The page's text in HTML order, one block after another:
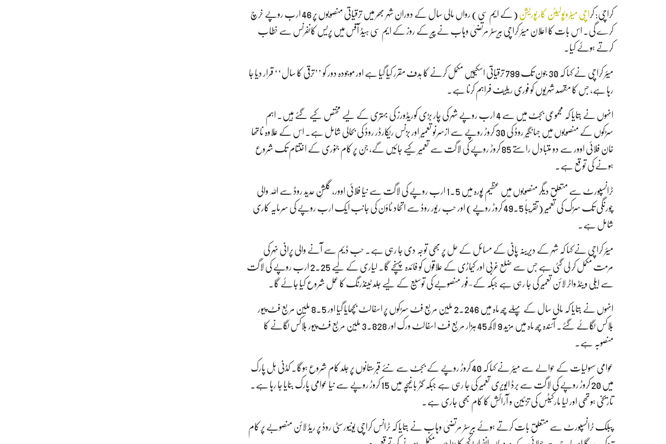
کراچی: کر اچی میٹروپولیٹن کارپوریشن
(کے ایم سی) رواں مالی سال کے دوران شہر بھر میں ترقیاتی منصوبوں پر 46 ارب روپے خرچ
کرے گی۔ اس بات کا اعلان میئر کراچی بیرسٹر مرتضیٰ وہاب نے پیر کے روز کے ایم سی ہیڈ آفس میں پریس کانفرنس سے خطاب
کرتے ہوئے کیا۔
میئر کراچی نے کہا کہ 30 جون تک 799 ترقیاتی اسکیمیں مکمل کرنے کا ہدف مقرر کیا گیا ہے اور موجودہ دور کو ’’ترقی کا سال‘‘ قرار دیا جا
رہا ہے، جس کا مقصد شہریوں کو فوری ریلیف فراہم کرنا ہے۔
انہوں نے بتایا کہ مجموعی بجٹ میں سے 4 ارب روپے شہر کی چار بڑی کوریڈورز کی بہتری کے لیے مختص کیے گئے ہیں۔ اہم
سڑکوں کے منصوبوں میں جہانگیر روڈ کی 30 کروڑ روپے سے ازسرنو تعمیر اور بزنس ریکارڈر روڈ کی بحالی شامل ہے۔ اس کے علاوہ ناتھا
خان فلائی اوور سے دو متبادل راستے 85 کروڑ روپے کی لاگت سے تعمیر کیے جائیں گے، جن پر کام جنوری کے اختتام تک شروع
ہونے کی توقع ہے۔
ٹرانسپورٹ سے متعلق دیگر منصوبوں میں عظیم پورہ میں 1.5 ارب روپے کی لاگت سے نیا فلائی اوور، گلشنِ حدید روڈ سے اللہ والی
چورنگی تک سڑک کی تعمیر (تقریباً 49.5 کروڑ روپے) اور حب ریور روڈ سے اتحاد ٹاؤن کی جانب ایک ارب روپے کی سرمایہ کاری
شامل ہے۔
میئر کراچی نے کہا کہ شہر کے دیرینہ پانی کے مسائل کے حل پر بھی توجہ دی جا رہی ہے۔ حب ڈیم سے آنے والی پرانی نہر کی
مرمت مکمل کر لی گئی ہے جس سے ضلع غربی اور کیماڑی کے علاقوں کو فائدہ پہنچے گا۔ لیاری کے لیے 2.25 ارب روپے کی لاگت
سے ایلی ویٹڈ واٹر لائن تعمیر کی جا رہی ہے جبکہ کے-فور منصوبے کی توسیع کے لیے جلد ٹینڈرنگ کا عمل شروع کیا جائے گا۔
انہوں نے بتایا کہ مالی سال کے پہلے چھ ماہ میں 2.246 ملین مربع فٹ سڑکوں پر اسفالٹ بچھایا گیا اور 8.5 ملین مربع فٹ پیور
بلاکس لگائے گئے۔ آئندہ چھ ماہ میں مزید 9 لاکھ 45 ہزار مربع فٹ اسفالٹ ورک اور 3.828 ملین مربع فٹ پیور بلاکس لگانے کا
منصوبہ ہے۔
عوامی سہولیات کے حوالے سے میئر نے کہا کہ 40 کروڑ روپے کے بجٹ سے نئے قبرستانوں پر جلد کام شروع ہوگا۔ کڈنی ہل پارک
میں 20 کروڑ روپے کی لاگت سے برڈ ایویری تعمیر کی جا رہی ہے جبکہ گٹر باغیچہ میں 15 کروڑ روپے سے نیا عوامی پارک بنایا جا رہا ہے۔
تاریخی ہوتھی اور لیا مارکیٹس کی تزئین و آرائش کا کام بھی جاری ہے۔
پبلک ٹرانسپورٹ سے متعلق بات کرتے ہوئے بیرسٹر مرتضیٰ وہاب نے بتایا کہ ٹرانس کراچی یونیورسٹی روڈ پر ریڈ لائن منصوبے پر کام